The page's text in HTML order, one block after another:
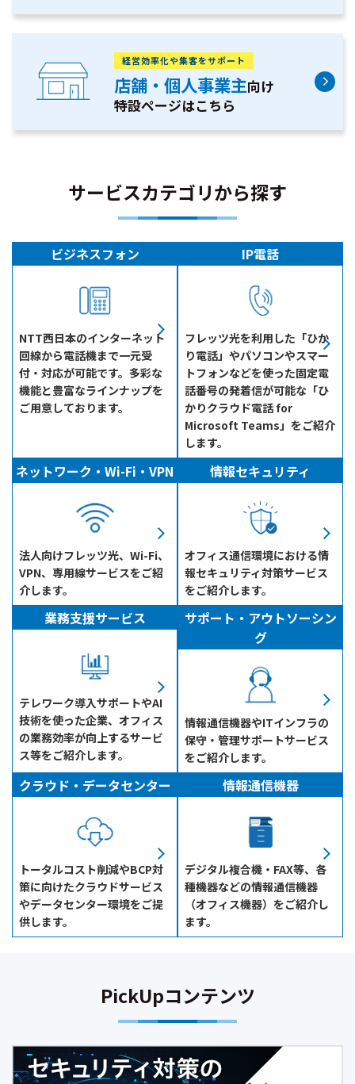
経営効率化や集客をサポート
店舗・個人事業主向け
特設ページはこちら
サービスカテゴリから探す
ビジネスフォン
NTT西日本のインターネット
回線から電話機まで一元受
付・対応が可能です。多彩な
機能と豊富なラインナップを
ご用意しております。
IP電話
フレッツ光を利用した「ひか
り電話」やパソコンやスマー
トフォンなどを使った固定電
話番号の発着信が可能な「ひ
かりクラウド電話 for
Microsoft Teams」をご紹介
します。
ネットワーク・Wi-Fi・VPN
法人向けフレッツ光、Wi-Fi、
VPN、専用線サービスをご紹
介します。
情報セキュリティ
オフィス通信環境における情
報セキュリティ対策サービス
をご紹介します。
業務支援サービス
テレワーク導入サポートやAI
技術を使った企業、オフィス
の業務効率が向上するサービ
ス等をご紹介します。
サポート・アウトソーシン
グ
情報通信機器やITインフラの
保守・管理サポートサービス
をご紹介します。
クラウド・データセンター
トータルコスト削減やBCP対
策に向けたクラウドサービス
やデータセンター環境をご提
供します。
情報通信機器
デジタル複合機・FAX等、各
種機器などの情報通信機器
（オフィス機器）をご紹介し
ます。
PickUpコンテンツ